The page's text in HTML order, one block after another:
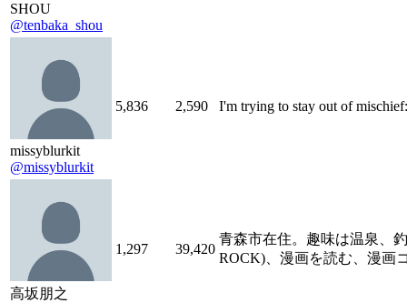
SHOU
@tenbaka_shou
missyblurkit
@missyblurkit
5,836 2,590 I'm trying to stay out of
高坂朋之
1,297 39,420
青森市在住。趣味は温泉、
ROCK)、漫画を読む、漫画